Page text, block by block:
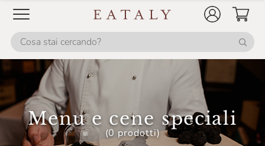
Menu e cene speciali
(0 prodotti)